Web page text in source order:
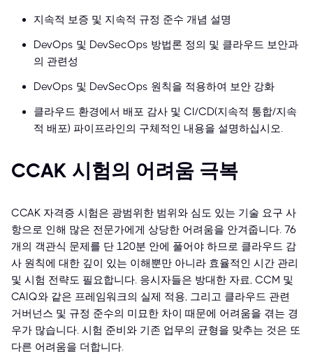
지속적 보증 및 지속적 규정 준수 개념 설명
DevOps 및 DevSecOps 방법론 정의 및 클라우드 보안과
의 관련성
DevOps 및 DevSecOps 원칙을 적용하여 보안 강화
클라우드 환경에서 배포 감사 및 CI/CD(지속적 통합/지속
적 배포) 파이프라인의 구체적인 내용을 설명하십시오.
CCAK 시험의 어려움 극복
CCAK 자격증 시험은 광범위한 범위와 심도 있는 기술 요구 사
항으로 인해 많은 전문가에게 상당한 어려움을 안겨줍니다. 76
개의 객관식 문제를 단 120분 안에 풀어야 하므로 클라우드 감
사 원칙에 대한 깊이 있는 이해뿐만 아니라 효율적인 시간 관리
및 시험 전략도 필요합니다. 응시자들은 방대한 자료, CCM 및
CAIQ와 같은 프레임워크의 실제 적용, 그리고 클라우드 관련
거버넌스 및 규정 준수의 미묘한 차이 때문에 어려움을 겪는 경
우가 많습니다. 시험 준비와 기존 업무의 균형을 맞추는 것은 또
다른 어려움을 더합니다.